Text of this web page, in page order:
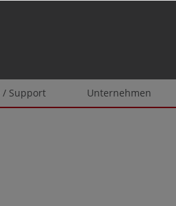
/ Support Unternehmen